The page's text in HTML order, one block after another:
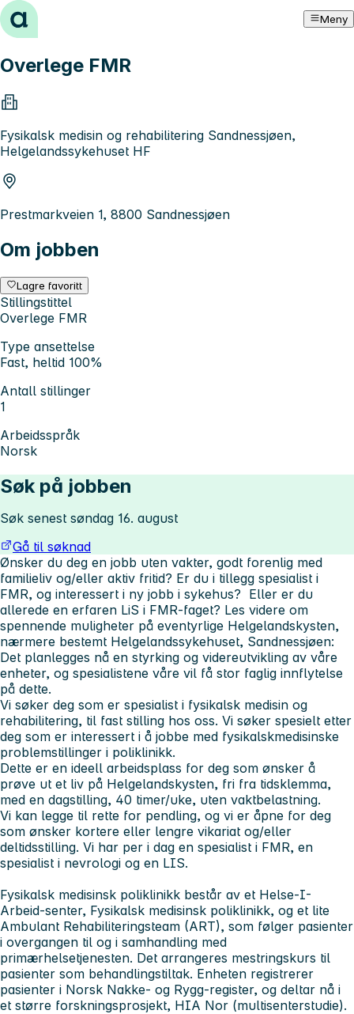
Hopp til innhold Meny
Overlege FMR
Fysikalsk medisin og rehabilitering Sandnessjøen,
Helgelandssykehuset HF
Prestmarkveien 1, 8800 Sandnessjøen
Om jobben
Lagre favoritt
Stillingstittel
Overlege FMR
Type ansettelse
Fast, heltid 100%
Antall stillinger
1
Arbeidsspråk
Norsk
Søk på jobben
Søk senest søndag 16. august
Gå til søknad
Ønsker du deg en jobb uten vakter, godt forenlig med
familieliv og/eller aktiv fritid? Er du i tillegg spesialist i
FMR, og interessert i ny jobb i sykehus? Eller er du
allerede en erfaren LiS i FMR-faget? Les videre om
spennende muligheter på eventyrlige Helgelandskysten,
nærmere bestemt Helgelandssykehuset, Sandnessjøen:
Det planlegges nå en styrking og videreutvikling av våre
enheter, og spesialistene våre vil få stor faglig innflytelse
på dette.
Vi søker deg som er spesialist i fysikalsk medisin og
rehabilitering, til fast stilling hos oss. Vi søker spesielt etter
deg som er interessert i å jobbe med fysikalskmedisinske
problemstillinger i poliklinikk.
Dette er en ideell arbeidsplass for deg som ønsker å
prøve ut et liv på Helgelandskysten, fri fra tidsklemma,
med en dagstilling, 40 timer/uke, uten vaktbelastning.
Vi kan legge til rette for pendling, og vi er åpne for deg
som ønsker kortere eller lengre vikariat og/eller
deltidsstilling. Vi har per i dag en spesialist i FMR, en
spesialist i nevrologi og en LIS.
Fysikalsk medisinsk poliklinikk består av et Helse-I-
Arbeid-senter, Fysikalsk medisinsk poliklinikk, og et lite
Ambulant Rehabiliteringsteam (ART), som følger pasienter
i overgangen til og i samhandling med
primærhelsetjenesten. Det arrangeres mestringskurs til
pasienter som behandlingstiltak. Enheten registrerer
pasienter i Norsk Nakke- og Rygg-register, og deltar nå i
et større forskningsprosjekt, HIA Nor (multisenterstudie).